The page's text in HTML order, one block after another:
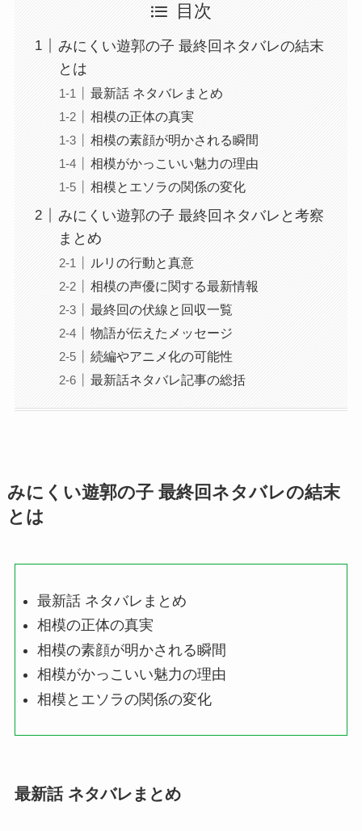
目次
みにくい遊郭の子 最終回ネタバレの結末
とは
最新話 ネタバレまとめ
相模の正体の真実
相模の素顔が明かされる瞬間
相模がかっこいい魅力の理由
相模とエソラの関係の変化
みにくい遊郭の子 最終回ネタバレと考察
まとめ
ルリの行動と真意
相模の声優に関する最新情報
最終回の伏線と回収一覧
物語が伝えたメッセージ
続編やアニメ化の可能性
最新話ネタバレ記事の総括
みにくい遊郭の子 最終回ネタバレの結末
とは
最新話 ネタバレまとめ
相模の正体の真実
相模の素顔が明かされる瞬間
相模がかっこいい魅力の理由
相模とエソラの関係の変化
最新話 ネタバレまとめ